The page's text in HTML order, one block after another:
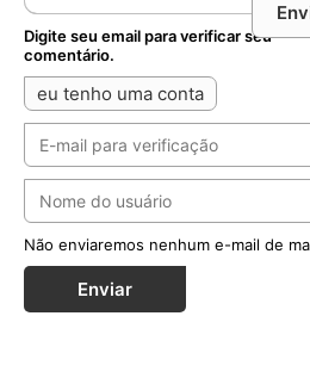
Digite seu email para verificar seu
comentário.
eu tenho uma conta
Não enviaremos nenhum e-mail de
Enviar